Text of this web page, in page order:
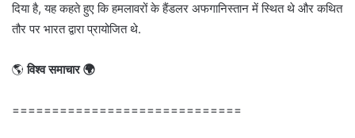
दिया है, यह कहते हुए कि हमलावरों के हैंडलर अफगानिस्तान में स्थित थे और कथित
तौर पर भारत द्वारा प्रायोजित थे.
🌎विश्व समाचार 🌍
=============================